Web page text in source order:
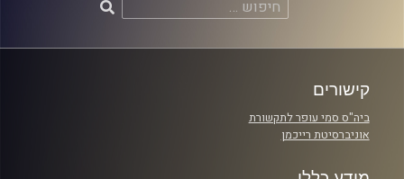
חיפוש:
קישורים
ביה"ס סמי עופר לתקשורת
אוניברסיטת רייכמן